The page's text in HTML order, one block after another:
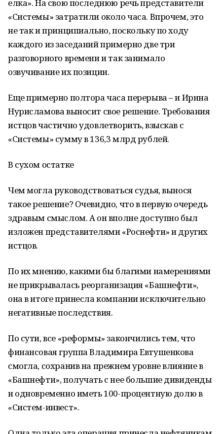
елка». На свою последнюю речь представители
«Системы» затратили около часа. Впрочем, это
не так и принципиально, поскольку по ходу
каждого из заседаний примерно две три
разговорного времени и так занимало
озвучивание их позиции.
Еще примерно полтора часа перерыва – и Ирина
Нурисламова выносит свое решение. Требования
истцов частично удовлетворить, взыскав с
«Системы» сумму в 136,3 млрд рублей.
В сухом остатке
Чем могла руководствоваться судья, вынося
такое решение? Очевидно, что в первую очередь
здравым смыслом. А он вполне доступно был
изложен представителями «Роснефти» и других
истцов.
По их мнению, какими бы благими намерениями
не прикрывалась реорганизация «Башнефти»,
она в итоге принесла компании исключительно
негативные последствия.
По сути, все «реформы» закончились тем, что
финансовая группа Владимира Евтушенкова
смогла, сохранив на прежнем уровне влияние в
«Башнефти», получать с нее большие дивиденды
и одновременно иметь 100-процентную долю в
«Систем-инвест».